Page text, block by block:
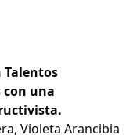
con una
Violeta Arancibia